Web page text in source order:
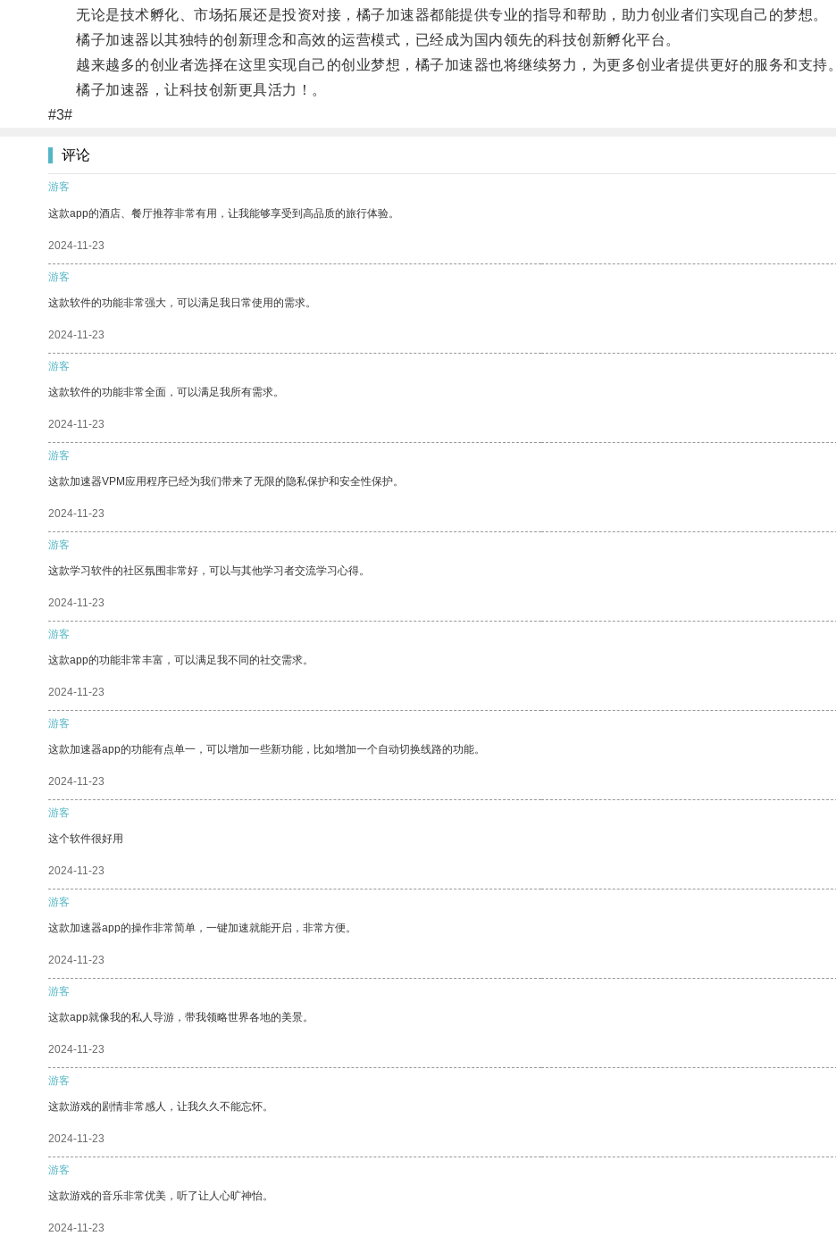
无论是技术孵化、市场拓展还是投资对接，橘子加速器都能提供专业的指导和帮助，助力创业者们实现自己的梦想。
橘子加速器以其独特的创新理念和高效的运营模式，已经成为国内领先的科技创新孵化平台。
越来越多的创业者选择在这里实现自己的创业梦想，橘子加速器也将继续努力，为更多创业者提供更好的服务和支持。
橘子加速器，让科技创新更具活力！。
#3#
评论
游客
这款app的酒店、餐厅推荐非常有用，让我能够享受到高品质的旅行体验。
2024-11-23
游客
这款软件的功能非常强大，可以满足我日常使用的需求。
2024-11-23
游客
这款软件的功能非常全面，可以满足我所有需求。
2024-11-23
游客
这款加速器VPM应用程序已经为我们带来了无限的隐私保护和安全性保护。
2024-11-23
游客
这款学习软件的社区氛围非常好，可以与其他学习者交流学习心得。
2024-11-23
游客
这款app的功能非常丰富，可以满足我不同的社交需求。
2024-11-23
游客
这款加速器app的功能有点单一，可以增加一些新功能，比如增加一个自动切换线路的功能。
2024-11-23
游客
这个软件很好用
2024-11-23
游客
这款加速器app的操作非常简单，一键加速就能开启，非常方便。
2024-11-23
游客
这款app就像我的私人导游，带我领略世界各地的美景。
2024-11-23
游客
这款游戏的剧情非常感人，让我久久不能忘怀。
2024-11-23
游客
这款游戏的音乐非常优美，听了让人心旷神怡。
2024-11-23